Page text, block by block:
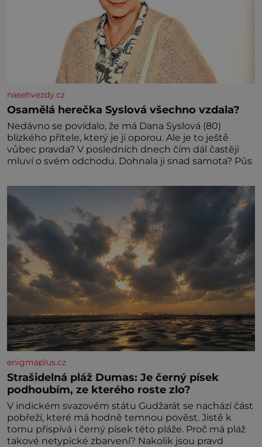
nasehvezdy.cz
Osamělá herečka Syslová všechno vzdala?
Nedávno se povídalo, že má Dana Syslová (80)
blízkého přítele, který je jí oporou. Ale je to ještě
vůbec pravda? V posledních dnech čím dál častěji
mluví o svém odchodu. Dohnala ji snad samota? Půs
enigmaplus.cz
Strašidelná pláž Dumas: Je černý písek
podhoubím, ze kterého roste zlo?
V indickém svazovém státu Gudžarát se nachází část
pobřeží, které má hodně temnou pověst. Jistě k
tomu přispívá i černý písek této pláže. Proč má pláž
takové netypické zbarvení? Nakolik jsou pravd